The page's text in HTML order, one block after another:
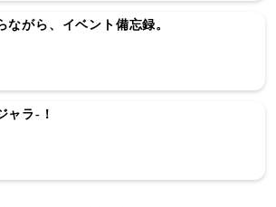
ながら、イベント備忘録。
ャラ-！